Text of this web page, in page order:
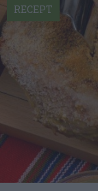
RECEPT